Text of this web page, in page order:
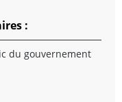
:
du gouvernement